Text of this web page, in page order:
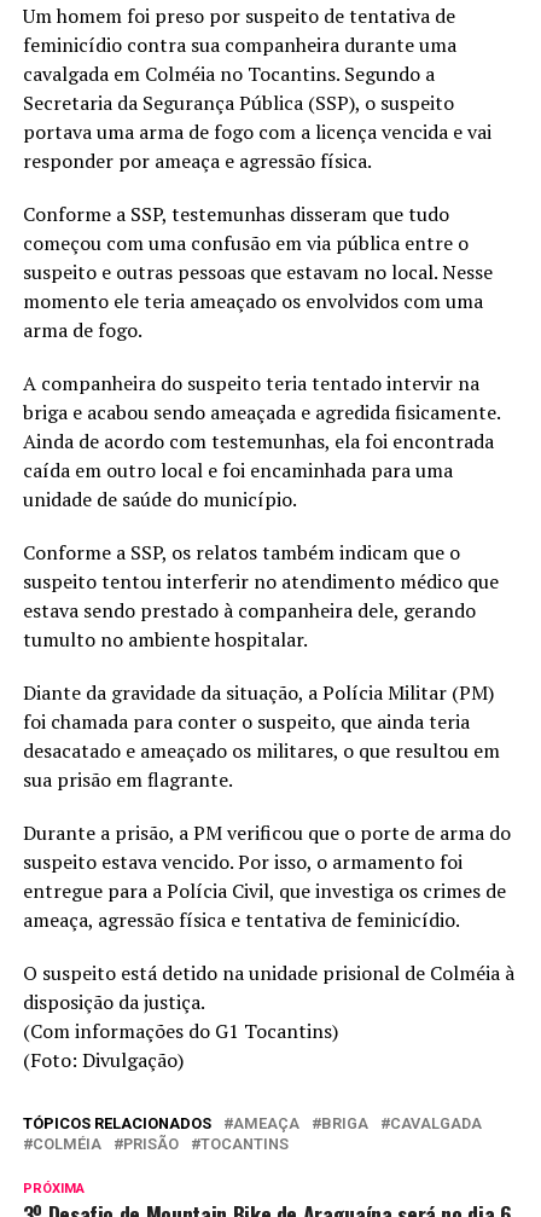
Um homem foi preso por suspeito de tentativa de
feminicídio contra sua companheira durante uma
cavalgada em Colméia no Tocantins. Segundo a
Secretaria da Segurança Pública (SSP), o suspeito
portava uma arma de fogo com a licença vencida e vai
responder por ameaça e agressão física.
Conforme a SSP, testemunhas disseram que tudo
começou com uma confusão em via pública entre o
suspeito e outras pessoas que estavam no local. Nesse
momento ele teria ameaçado os envolvidos com uma
arma de fogo.
A companheira do suspeito teria tentado intervir na
briga e acabou sendo ameaçada e agredida fisicamente.
Ainda de acordo com testemunhas, ela foi encontrada
caída em outro local e foi encaminhada para uma
unidade de saúde do município.
Conforme a SSP, os relatos também indicam que o
suspeito tentou interferir no atendimento médico que
estava sendo prestado à companheira dele, gerando
tumulto no ambiente hospitalar.
Diante da gravidade da situação, a Polícia Militar (PM)
foi chamada para conter o suspeito, que ainda teria
desacatado e ameaçado os militares, o que resultou em
sua prisão em flagrante.
Durante a prisão, a PM verificou que o porte de arma do
suspeito estava vencido. Por isso, o armamento foi
entregue para a Polícia Civil, que investiga os crimes de
ameaça, agressão física e tentativa de feminicídio.
O suspeito está detido na unidade prisional de Colméia à
disposição da justiça.
(Com informações do G1 Tocantins)
(Foto: Divulgação)
TÓPICOS RELACIONADOS AMEAÇA BRIGA
CAVALGADA
COLMÉIA
PRISÃO TOCANTINS
PRÓXIMA